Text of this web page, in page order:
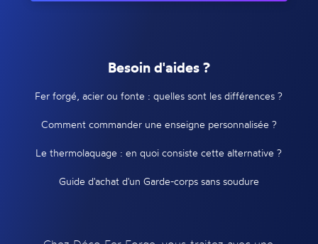
Besoin d'aides ?
Fer forgé, acier ou fonte : quelles sont les différences ?
Comment commander une enseigne personnalisée ?
Le thermolaquage : en quoi consiste cette alternative ?
Guide d'achat d'un Garde-corps sans soudure